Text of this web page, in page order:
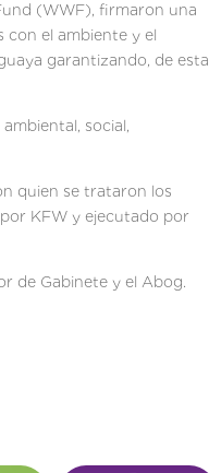
(WWF), firmaron una
con el ambiente y el
garantizando, de esta
social,
quien se trataron los
KFW y ejecutado por
de Gabinete y el Abog.